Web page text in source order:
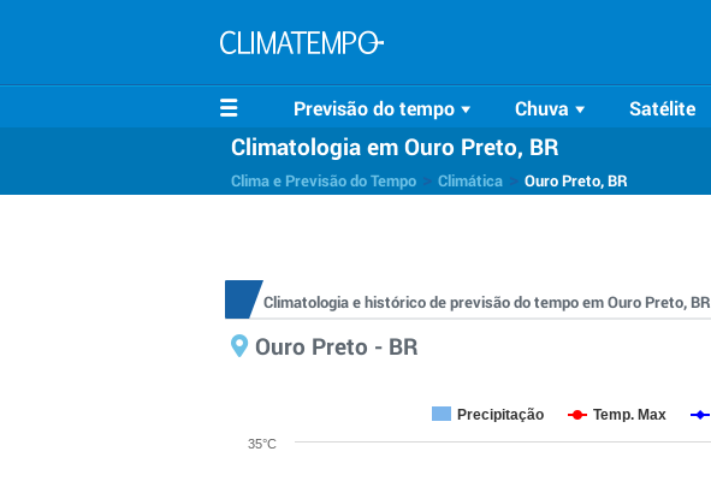
Previsão do tempo Chuva Satélite
Climatologia em Ouro Preto, BR
Clima e Previsão do Tempo Climática Ouro Preto, BR
Climatologia e histórico de previsão do tempo em Ouro Preto, BR
Ouro Preto - BR
Precipitação Temp. Max
35°C